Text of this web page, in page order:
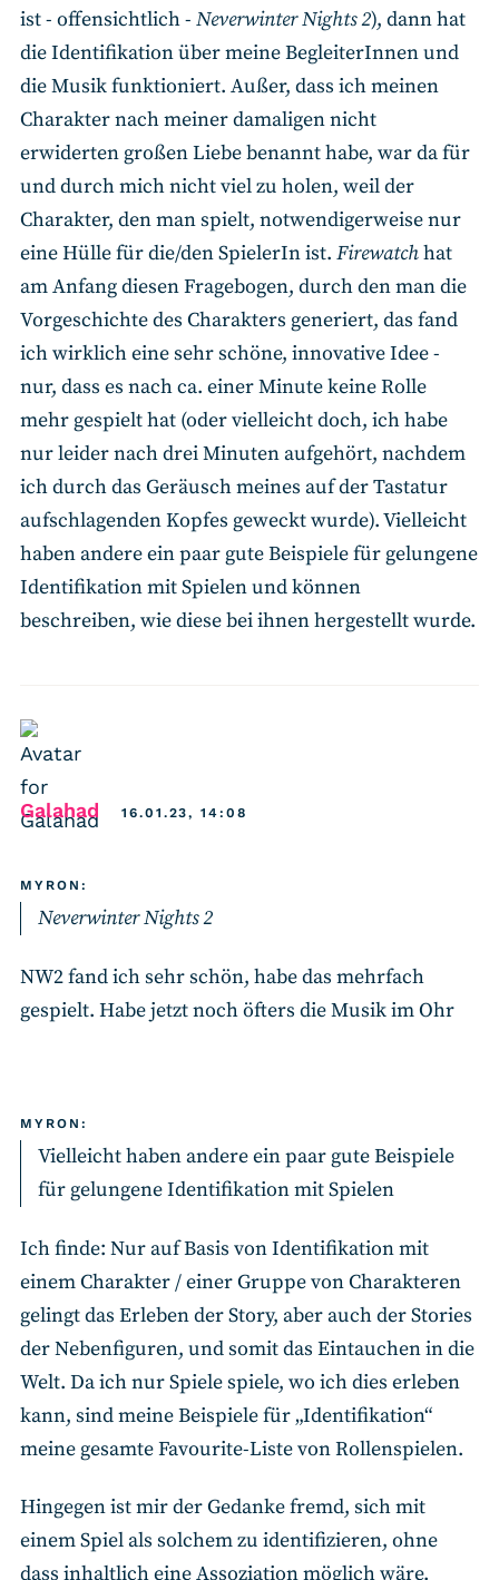
ist - offensichtlich - Neverwinter Nights 2), dann hat
die Identifikation über meine BegleiterInnen und
die Musik funktioniert. Außer, dass ich meinen
Charakter nach meiner damaligen nicht
erwiderten großen Liebe benannt habe, war da für
und durch mich nicht viel zu holen, weil der
Charakter, den man spielt, notwendigerweise nur
eine Hülle für die/den SpielerIn ist. Firewatchhat
am Anfang diesen Fragebogen, durch den man die
Vorgeschichte des Charakters generiert, das fand
ich wirklich eine sehr schöne, innovative Idee -
nur, dass es nach ca. einer Minute keine Rolle
mehr gespielt hat (oder vielleicht doch, ich habe
nur leider nach drei Minuten aufgehört, nachdem
ich durch das Geräusch meines auf der Tastatur
aufschlagenden Kopfes geweckt wurde). Vielleicht
haben andere ein paar gute Beispiele für gelungene
Identifikation mit Spielen und können
beschreiben, wie diese bei ihnen hergestellt wurde.
Galahad says:16.01.23, 14:08
MYRON:
Neverwinter Nights 2
NW2 fand ich sehr schön, habe das mehrfach
gespielt. Habe jetzt noch öfters die Musik im Ohr
MYRON:
Vielleicht haben andere ein paar gute Beispiele
für gelungene Identifikation mit Spielen
Ich finde: Nur auf Basis von Identifikation mit
einem Charakter / einer Gruppe von Charakteren
gelingt das Erleben der Story, aber auch der Stories
der Nebenfiguren, und somit das Eintauchen in die
Welt. Da ich nur Spiele spiele, wo ich dies erleben
kann, sind meine Beispiele für „Identifikation“
meine gesamte Favourite-Liste von Rollenspielen.
Hingegen ist mir der Gedanke fremd, sich mit
einem Spiel als solchem zu identifizieren, ohne
dass inhaltlich eine Assoziation möglich wäre.